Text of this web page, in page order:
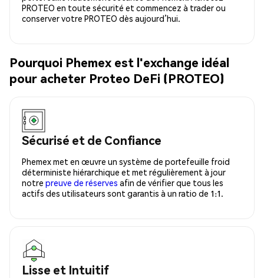
PROTEO en toute sécurité et commencez à trader ou
conserver votre PROTEO dès aujourd’hui.
Pourquoi Phemex est l'exchange idéal
pour acheter Proteo DeFi (PROTEO)
Sécurisé et de Confiance
Phemex met en œuvre un système de portefeuille froid
déterministe hiérarchique et met régulièrement à jour
notre preuve de réserves afin de vérifier que tous les
actifs des utilisateurs sont garantis à un ratio de 1:1.
Lisse et Intuitif